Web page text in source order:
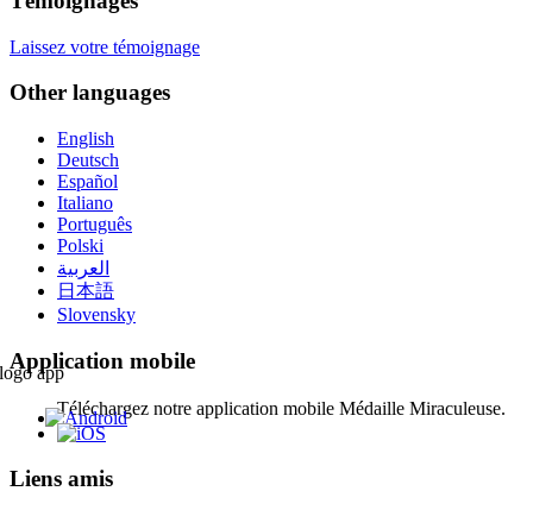
Laissez votre témoignage
Other languages
English
Deutsch
Español
Italiano
Português
Polski
العربية
日本語
Slovensky
Application mobile
Téléchargez notre application mobile Médaille Miraculeuse.
Liens amis